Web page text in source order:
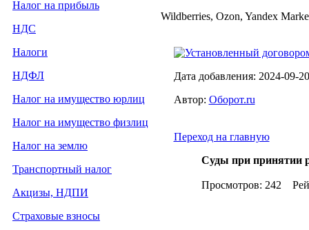
Налог на прибыль
НДС
Налоги
НДФЛ
Налог на имущество юрлиц
Налог на имущество физлиц
Налог на землю
Транспортный налог
Акцизы, НДПИ
Страховые взносы
Wildberries, Ozon, Yandex
Установленный
Дата добавления: 2024-09-20
Автор: Оборот.ru
Переход на главную
Суды при принятии
Просмотров: 242